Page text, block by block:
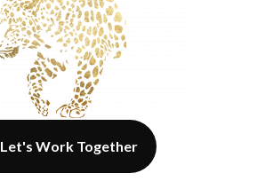
Let's Work Together